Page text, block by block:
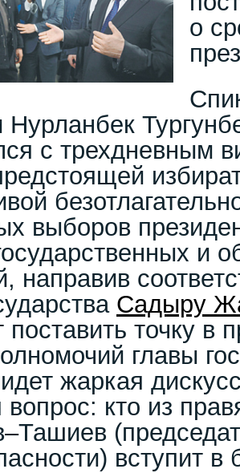
о
Нурланбек
с трехдневным
выборов
и
направив
Садыру
поставить точку в
главы
жаркая
вопрос: кто из
вступит в